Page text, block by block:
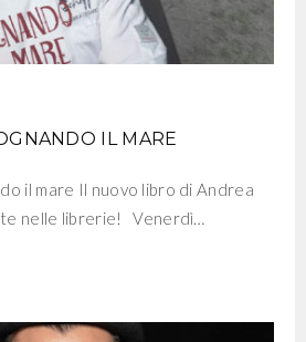
IL MARE
il mare Il nuovo libro di Andrea
nelle librerie! Venerdì…